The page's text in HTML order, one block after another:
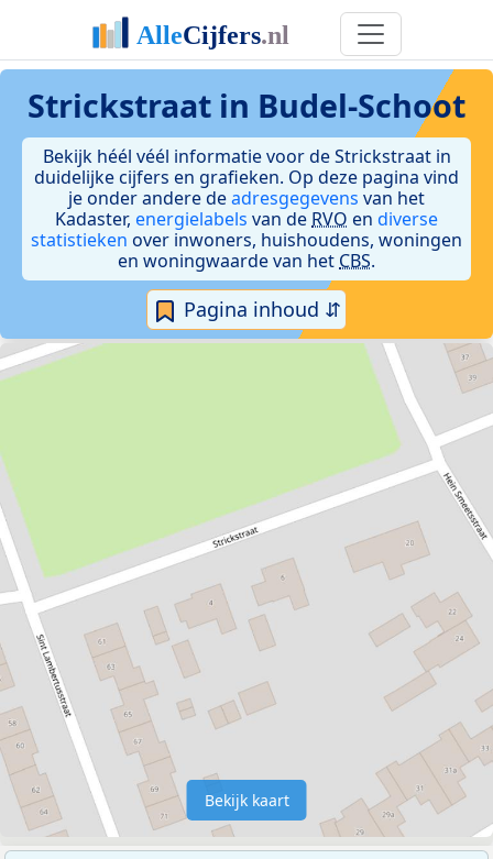
Strickstraat in Budel-Schoot
Bekijk héél véél informatie voor de Strickstraat in
duidelijke cijfers en grafieken. Op deze pagina vind
je onder andere deadresgegevens van het
Kadaster, energielabels van de RVO en diverse
statistieken over inwoners, huishoudens, woningen
en woningwaarde van het CBS.
Pagina inhoud ⇵
Bekijk kaart